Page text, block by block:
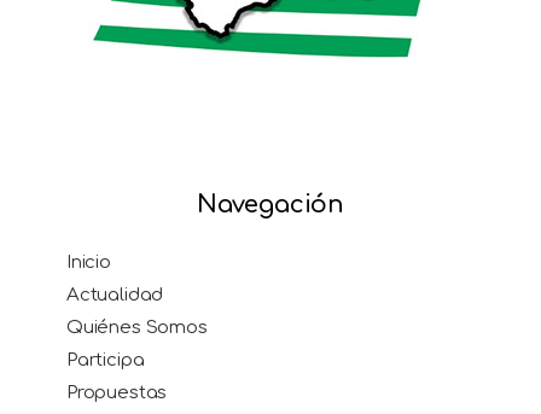
Navegación
Inicio
Actualidad
Quiénes Somos
Participa
Propuestas